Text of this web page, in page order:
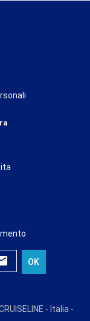
OK
- Italia -